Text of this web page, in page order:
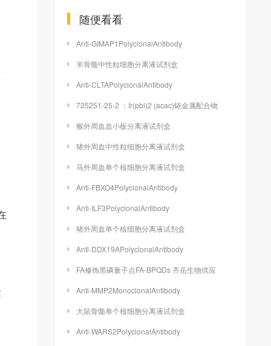
随便看看
Anti-GIMAP1PolyclonalAntibody
羊骨髓中性粒细胞分离液试剂盒
Anti-CLTAPolyclonalAntibody
725251-25-2 ；Ir(pbi)2 (acac)铱金属配合物
猴外周血血小板分离液试剂盒
猪外周血中性粒细胞分离液试剂盒
马外周血单个核细胞分离液试剂盒
Anti-FBXO4PolyclonalAntibody
Anti-ILF3PolyclonalAntibody
猪外周血单个核细胞分离液试剂盒
Anti-DDX19APolyclonalAntibody
FA修饰黑磷量子点FA-BPQDs 齐岳生物供应
Anti-MMP2MonoclonalAntibody
大鼠骨髓单个核细胞分离液试剂盒
Anti-WARS2PolyclonalAntibody